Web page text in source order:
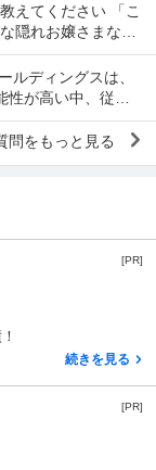
えてください 「こ
隠れお嬢さまなん
の...
ルディングスは、
が高い中、従業
優先さ...
問をもっと見る
[PR]
続きを見る
[PR]